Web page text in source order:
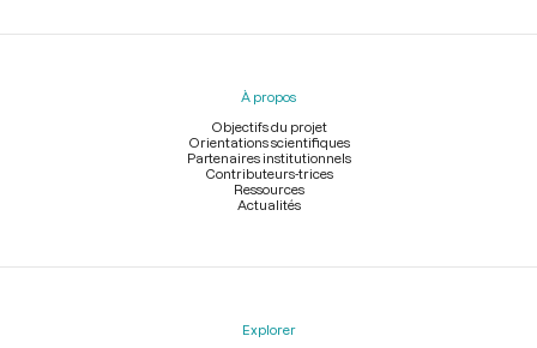
Menu
À propos
Objectifs du projet
Orientations scientifiques
Partenaires institutionnels
Contributeurs-trices
Ressources
Actualités
Explorer